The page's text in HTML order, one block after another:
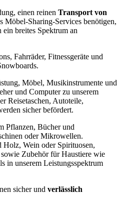
einen reinen Transport von
Möbel-Sharing-Services benötigen,
ein breites Spektrum an
Fahrräder, Fitnessgeräte und
Möbel, Musikinstrumente und
und Computer zu unserem
Reisetaschen, Autoteile,
sicher befördert.
Pflanzen, Bücher und
oder Mikrowellen.
Holz, Wein oder Spirituosen,
Zubehör für Haustiere wie
in unserem Leistungsspektrum
sicher und verlässlich